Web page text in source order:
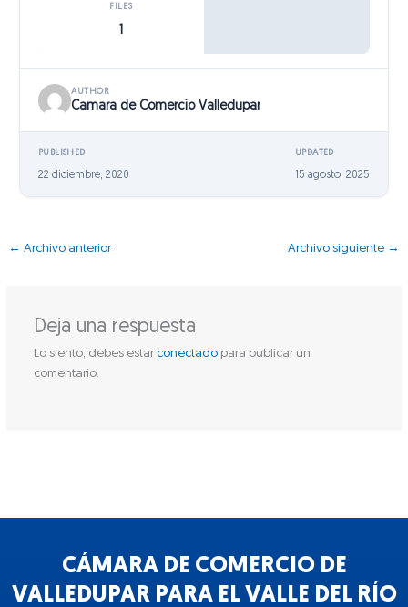
FILES
AUTHOR
Camara de Comercio Valledupar
PUBLISHED
22 diciembre, 2020
UPDATED
15 agosto, 2025
← Archivo anterior Archivo siguiente →
Deja una respuesta
Lo siento, debes estar conectadopara publicar un
comentario.
CÁMARA DE COMERCIO DE
VALLEDUPAR PARA EL VALLE DEL RÍO